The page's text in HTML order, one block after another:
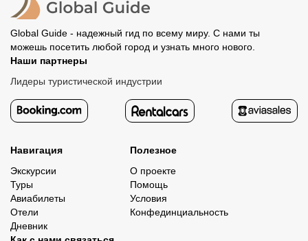
Global Guide - надежный гид по всему миру. С нами ты
можешь посетить любой город и узнать много нового.
Наши партнеры
Лидеры туристической индустрии
Навигация
Экскурсии
Туры
Авиабилеты
Отели
Дневник
Полезное
О проекте
Помощь
Условия
Конфединциальность